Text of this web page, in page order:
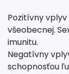
Pozitívny
všeobecnej.
imunitu.
Negatívny
schopnosťou